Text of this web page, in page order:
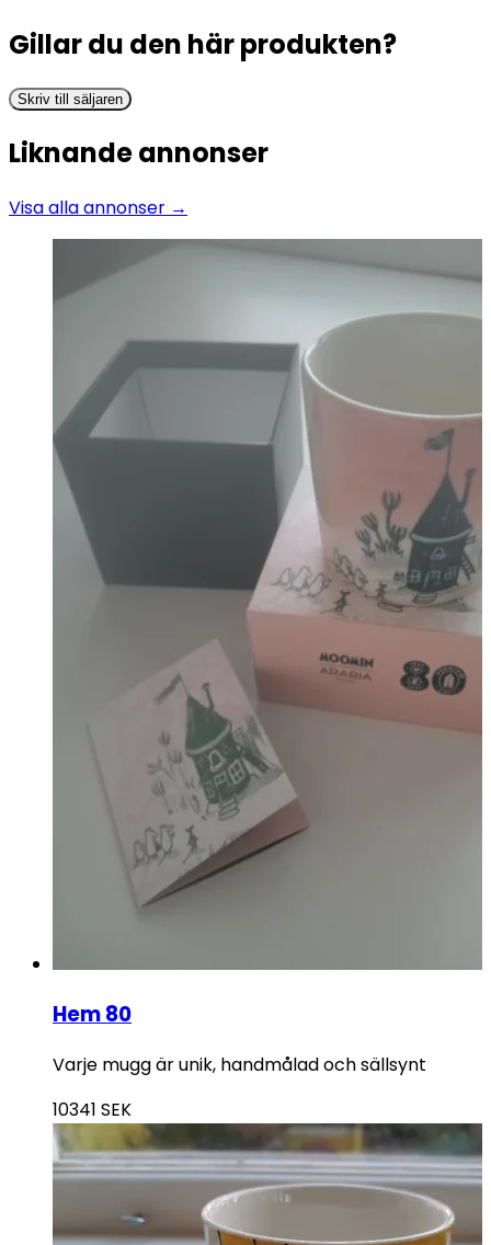
Gillar du den här produkten?
Skriv till säljaren
Liknande annonser
Visa alla annonser →
Hem 80
Varje mugg är unik, handmålad och sällsynt
10341 SEK